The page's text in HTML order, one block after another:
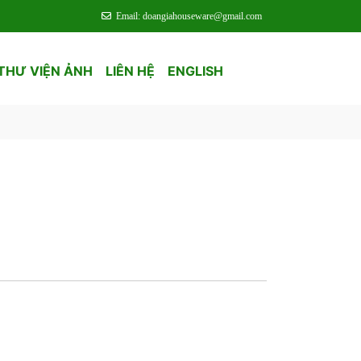
Email: doangiahouseware@gmail.com
VIỆN ẢNH LIÊN HỆ ENGLISH